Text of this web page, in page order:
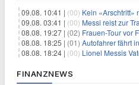
09.08. 10:41 | (00) Kein «Arschtritt»
09.08. 03:41 | (00) Messi reist zur
08.08. 19:27 | (02) Frauen-Tour vor
08.08. 18:25 | (01) Autofahrer fährt
08.08. 18:24 | (00) Lionel Messis Vater
FINANZNEWS